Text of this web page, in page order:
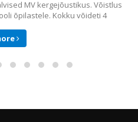
MV kergejõustikus. Võistlus
õpilastele. Kokku võideti 4